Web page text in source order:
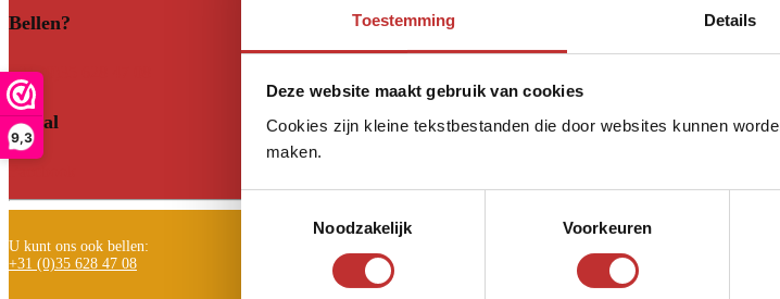
9,3
Toestemming Details
Deze website maakt gebruik van cookies
Cookies zijn kleine tekstbestanden die door websites kunnen
maken.
Toestemmingsselectie
Noodzakelijk
Voorkeuren
Bellen?
+31 (0)35 628 47 08
Social
U kunt ons ook bellen:
+31 (0)35 628 47 08